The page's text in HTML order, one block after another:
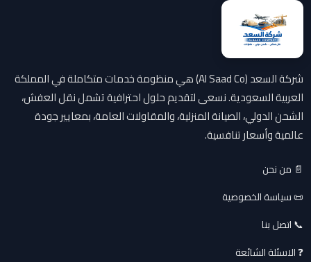
شركة السعد (Al Saad Co) هي منظومة خدمات متكاملة في المملكة
العربية السعودية. نسعى لتقديم حلول احترافية تشمل نقل العفش،
الشحن الدولي، الصيانة المنزلية، والمقاولات العامة، بمعايير جودة
عالمية وأسعار تنافسية.
📄 من نحن
📜 سياسة الخصوصية
📞 اتصل بنا
❓ الاسئلة الشائعة